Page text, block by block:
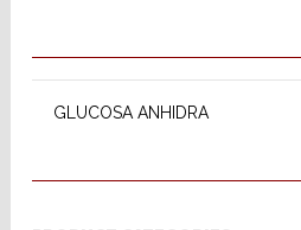
GLUCOSA ANHIDRA
READ MORE